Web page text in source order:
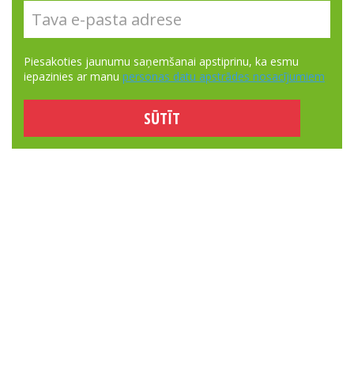
Piesakoties jaunumu saņemšanai apstiprinu, ka esmu
iepazinies ar manu personas datu apstrādes nosacījumiem